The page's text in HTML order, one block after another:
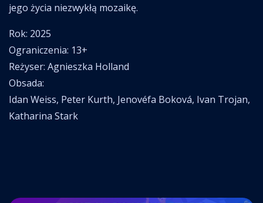
jego życia niezwykłą mozaikę.
Rok: 2025
Ograniczenia: 13+
Reżyser: Agnieszka Holland
Obsada:
Idan Weiss, Peter Kurth, Jenovéfa Boková, Ivan Trojan,
Katharina Stark